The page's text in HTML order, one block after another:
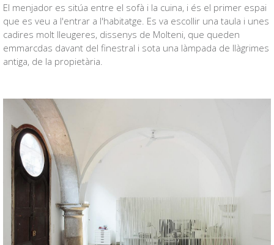
El menjador es sitúa entre el sofà i la cuina, i és el primer espai
que es veu a l'entrar a l'habitatge. Es va escollir una taula i unes
cadires molt lleugeres, dissenys de Molteni, que queden
emmarcdas davant del finestral i sota una làmpada de llàgrimes
antiga, de la propietària.